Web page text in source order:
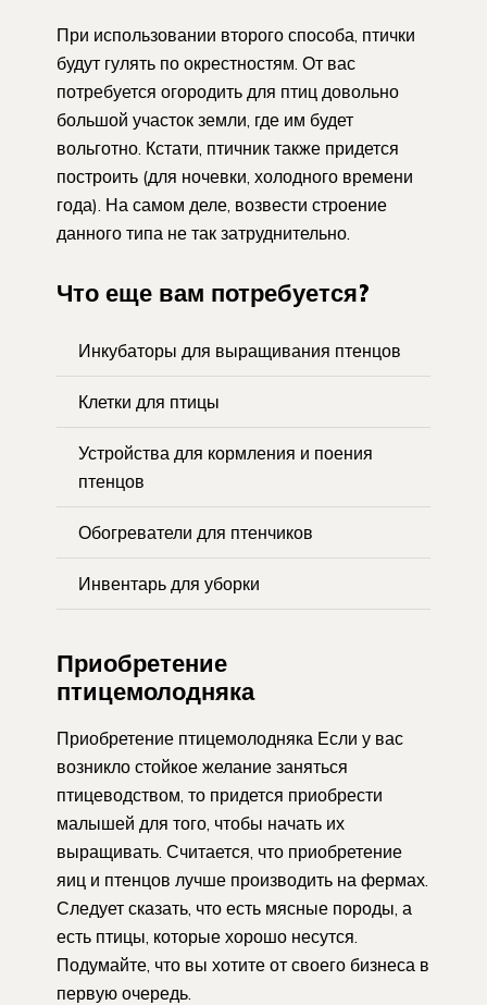
При использовании второго способа, птички
будут гулять по окрестностям. От вас
потребуется огородить для птиц довольно
большой участок земли, где им будет
вольготно. Кстати, птичник также придется
построить (для ночевки, холодного времени
года). На самом деле, возвести строение
данного типа не так затруднительно.
Что еще вам потребуется?
Инкубаторы для выращивания птенцов
Клетки для птицы
Устройства для кормления и поения
птенцов
Обогреватели для птенчиков
Инвентарь для уборки
Приобретение
птицемолодняка
Приобретение птицемолодняка Если у вас
возникло стойкое желание заняться
птицеводством, то придется приобрести
малышей для того, чтобы начать их
выращивать. Считается, что приобретение
яиц и птенцов лучше производить на фермах.
Следует сказать, что есть мясные породы, а
есть птицы, которые хорошо несутся.
Подумайте, что вы хотите от своего бизнеса в
первую очередь.